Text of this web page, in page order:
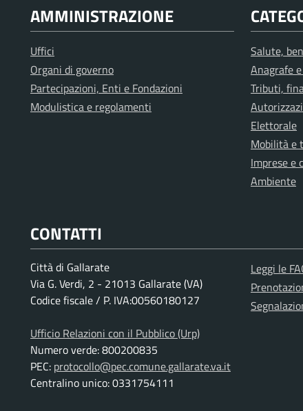
AMMINISTRAZIONE
Uffici
Organi di governo
Partecipazioni, Enti e Fondazioni
Modulistica e regolamenti
Salute,
Anagrafe
Tributi,
Elettorale
Mobilità e
Imprese e
Ambiente
CONTATTI
Città di Gallarate
Via G. Verdi, 2 - 21013 Gallarate (VA)
Codice fiscale / P. IVA:00560180127
Ufficio Relazioni con il Pubblico (Urp)
Numero verde: 800200835
PEC: protocollo@pec.comune.gallarate.va.it
Centralino unico: 0331754111
Leggi le